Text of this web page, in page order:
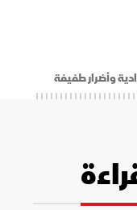
وأضرار طفيفة